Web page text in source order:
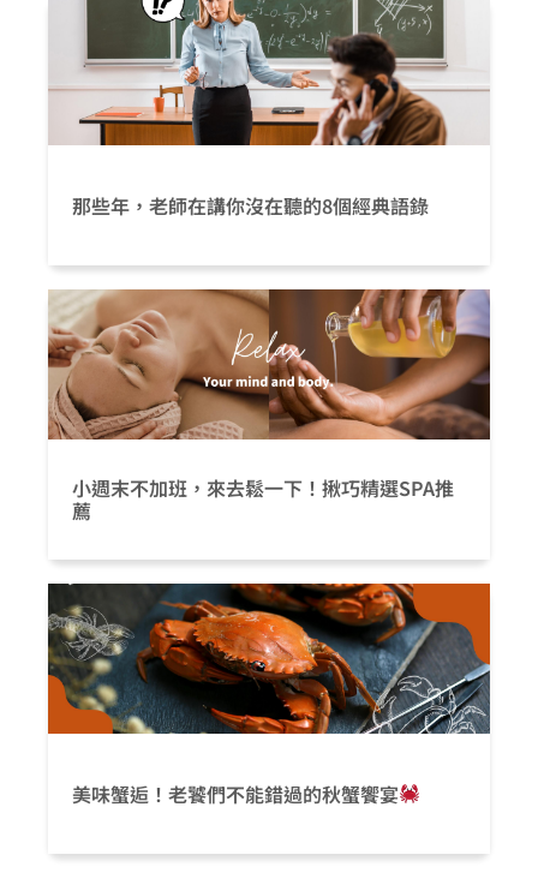
那些年，老師在講你沒在聽的8個經典語錄
小週末不加班，來去鬆一下！揪巧精選SPA推
薦
美味蟹逅！老饕們不能錯過的秋蟹饗宴